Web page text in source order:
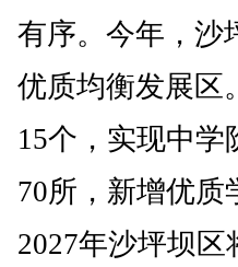
有序。今年，沙
优质均衡发展区
15个，实现中
70所，新增优质
2027年沙坪坝